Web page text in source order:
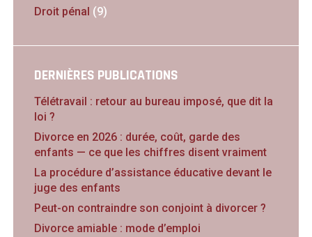
Droit pénal (9)
DERNIÈRES PUBLICATIONS
Télétravail : retour au bureau imposé, que dit la
loi ?
Divorce en 2026 : durée, coût, garde des
enfants — ce que les chiffres disent vraiment
La procédure d’assistance éducative devant le
juge des enfants
Peut-on contraindre son conjoint à divorcer ?
Divorce amiable : mode d’emploi